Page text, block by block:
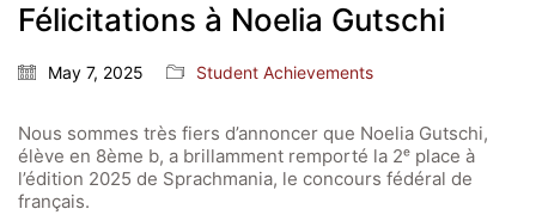
Félicitations à Noelia Gutschi
May 7, 2025 Student Achievements
Nous sommes très fiers d’annoncer que Noelia Gutschi,
élève en 8ème b, a brillamment remporté la 2ᵉ place à
l’édition 2025 de Sprachmania, le concours fédéral de
français.